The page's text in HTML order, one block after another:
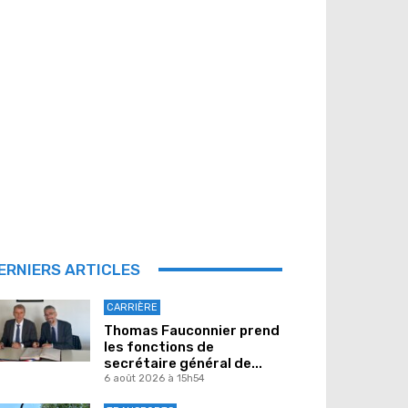
ARTICLES
CARRIÈRE
Thomas Fauconnier prend
les fonctions de
secrétaire général de...
6 août 2026 à 15h54